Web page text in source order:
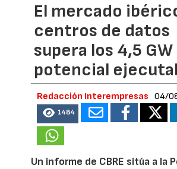
El mercado
centros de datos
supera los 4,5 GW
potencial
Redacción Interempresas 04/
1484
Un informe de CBRE sitúa a la